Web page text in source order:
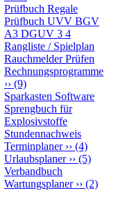
Prüfbuch Regale
Prüfbuch UVV BGV
A3 DGUV 3 4
Rangliste / Spielplan
Rauchmelder Prüfen
Rechnungsprogramme
›› (9)
Sparkasten Software
Sprengbuch für
Explosivstoffe
Stundennachweis
Terminplaner›› (4)
Urlaubsplaner›› (5)
Verbandbuch
Wartungsplaner›› (2)